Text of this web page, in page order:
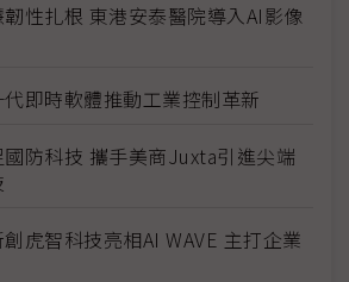
性扎根 東港安泰醫院導入AI影像
即時軟體推動工業控制革新
防科技 攜手美商Juxta引進尖端
虎智科技亮相AI WAVE 主打企業